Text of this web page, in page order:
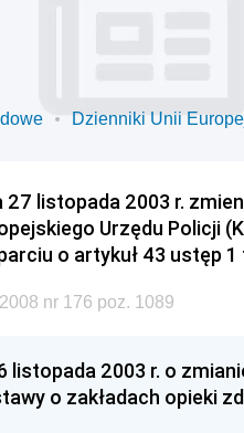
Dzienniki Unii
27 listopada 2003 r.
Urzędu Policji
o artykuł 43 ustęp
nr 176 poz. 1089
listopada 2003 r. o
o zakładach opieki